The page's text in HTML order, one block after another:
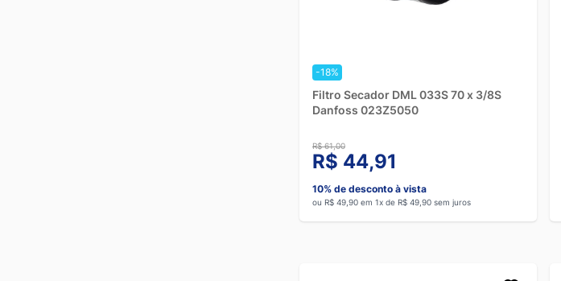
-18%
Filtro Secador DML 033S 70 x 3/8S
Danfoss 023Z5050
R$ 61,00
R$ 44,91
10% de desconto à vista
ou R$ 49,90 em 1x de R$ 49,90 sem juros